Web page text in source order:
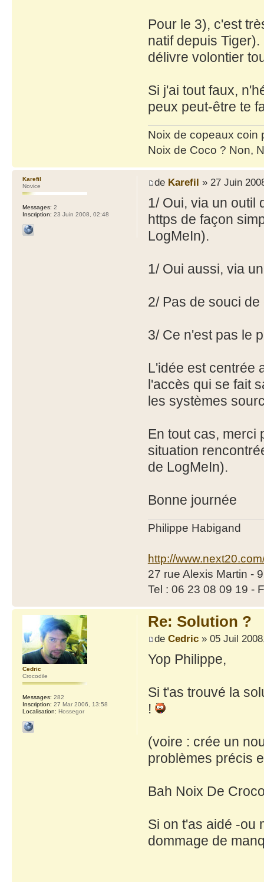
Pour le 3), c'est
natif depuis
délivre volontier
Si j'ai tout faux,
peux peut-être te
Noix de copeaux coin
Noix de Coco ? Non,
de Karefil » 27 Juin
1/ Oui, via un outil
https de façon
LogMeIn).
1/ Oui aussi, via
2/ Pas de souci de
3/ Ce n'est pas le
L'idée est centrée
l'accès qui se fait
les systèmes
En tout cas, merci
situation
de LogMeIn).
Bonne journée
Philippe Habigand
http://
27 rue Alexis Martin -
Tel : 06 23 08 09 19 -
Karefil
Novice
Messages: 2
Inscription: 23 Juin 2008, 02:48
Re: Solution ?
de Cedric» 05 Juil
Yop Philippe,
Si t'as trouvé la
!
(voire : crée un
problèmes précis
Bah Noix De
Si on t'as aidé -ou
dommage de
Cedric
Crocodile
Messages: 282
Inscription: 27 Mar 2006, 13:58
Localisation: Hossegor